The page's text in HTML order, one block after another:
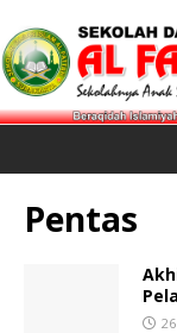
Pentas